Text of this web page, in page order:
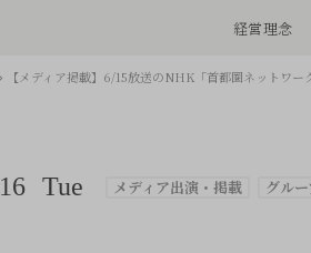
経営理念
【メディア掲載】6/15放送のNHK「首都圏ネットワー
16 Tue メディア出演・掲載 グル